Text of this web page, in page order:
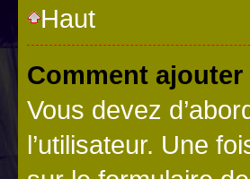
Haut
Comment
Vous devez
l’utilisateur. Une